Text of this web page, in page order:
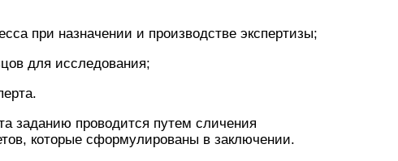
при назначении и производстве экспертизы;
для исследования;
заданию проводится путем сличения
которые сформулированы в заключении.